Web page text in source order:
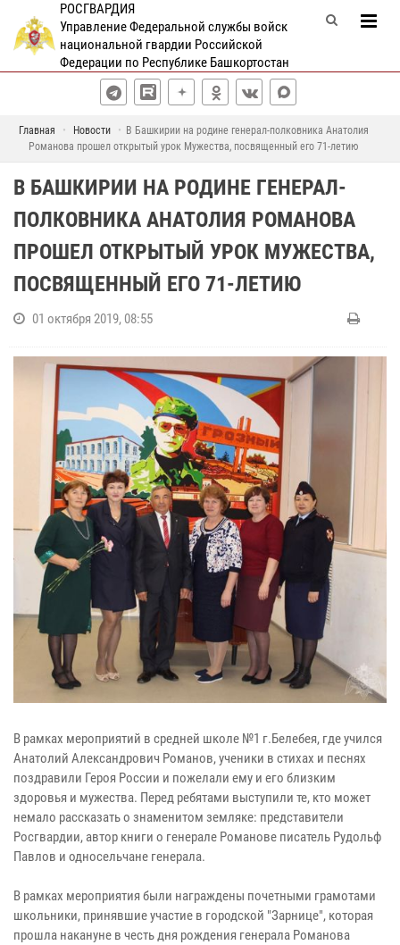
РОСГВАРДИЯ
Управление Федеральной службы войск
национальной гвардии Российской
Федерации по Республике Башкортостан
Главная Новости
В Башкирии на родине генерал-полковника Анатолия
Романова прошел открытый урок Мужества, посвященный его 71-летию
В БАШКИРИИ НА РОДИНЕ ГЕНЕРАЛ-
ПОЛКОВНИКА АНАТОЛИЯ РОМАНОВА
ПРОШЕЛ ОТКРЫТЫЙ УРОК МУЖЕСТВА,
ПОСВЯЩЕННЫЙ ЕГО 71-ЛЕТИЮ
01 октября 2019, 08:55
В рамках мероприятий в средней школе №1 г.Белебея, где учился
Анатолий Александрович Романов, ученики в стихах и песнях
поздравили Героя России и пожелали ему и его близким
здоровья и мужества. Перед ребятами выступили те, кто может
немало рассказать о знаменитом земляке: представители
Росгвардии, автор книги о генерале Романове писатель Рудольф
Павлов и односельчане генерала.
В рамках мероприятия были награждены почетными грамотами
школьники, принявшие участие в городской "Зарнице", которая
прошла накануне в честь дня рождения генерала Романова